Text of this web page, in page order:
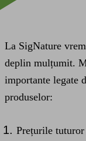
La SigNature
deplin mulțumit.
importante legate
produselor:
Prețurile